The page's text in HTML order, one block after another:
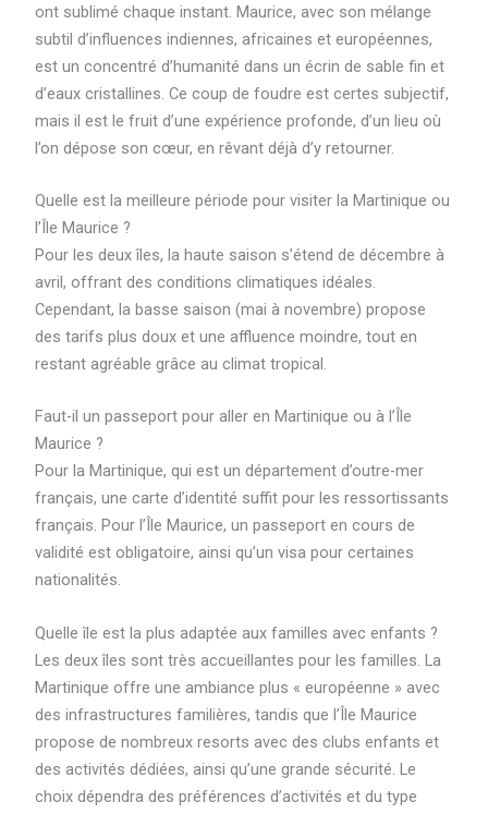
ont sublimé chaque instant. Maurice, avec son mélange
subtil d’influences indiennes, africaines et européennes,
est un concentré d’humanité dans un écrin de sable fin et
d’eaux cristallines. Ce coup de foudre est certes subjectif,
mais il est le fruit d’une expérience profonde, d’un lieu où
l’on dépose son cœur, en rêvant déjà d’y retourner.
Quelle est la meilleure période pour visiter la Martinique ou
l’Île Maurice ?
Pour les deux îles, la haute saison s’étend de décembre à
avril, offrant des conditions climatiques idéales.
Cependant, la basse saison (mai à novembre) propose
des tarifs plus doux et une affluence moindre, tout en
restant agréable grâce au climat tropical.
Faut-il un passeport pour aller en Martinique ou à l’Île
Maurice ?
Pour la Martinique, qui est un département d’outre-mer
français, une carte d’identité suffit pour les ressortissants
français. Pour l’Île Maurice, un passeport en cours de
validité est obligatoire, ainsi qu’un visa pour certaines
nationalités.
Quelle île est la plus adaptée aux familles avec enfants ?
Les deux îles sont très accueillantes pour les familles. La
Martinique offre une ambiance plus « européenne » avec
des infrastructures familières, tandis que l’Île Maurice
propose de nombreux resorts avec des clubs enfants et
des activités dédiées, ainsi qu’une grande sécurité. Le
choix dépendra des préférences d’activités et du type